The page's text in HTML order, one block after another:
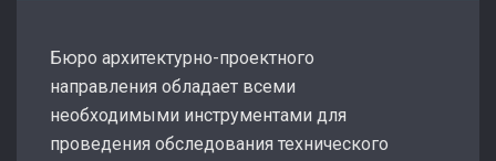
Бюро архитектурно-проектного
направления обладает всеми
необходимыми инструментами для
проведения обследования технического